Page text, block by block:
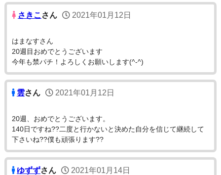
さきこ さん 2021年01月12日
はまなすさん
20週目おめでとうございます
今年も禁パチ！よろしくお願いします(^-^)
雲さん 2021年01月12日
20週、おめでとうございます。
140日ですね??二度と行かないと決めた自分を信じて継続して
下さいね??僕も頑張ります??
ゆずずさん 2021年01月14日